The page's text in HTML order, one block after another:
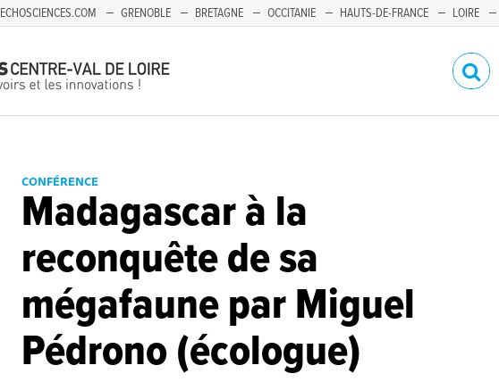
ECHOSCIENCES.COM GRENOBLE BRETAGNE OCCITANIE HAUTS-DE-FRANCE LOIRE
CONFÉRENCE
Madagascar à la
reconquête de sa
mégafaune par Miguel
Pédrono (écologue)